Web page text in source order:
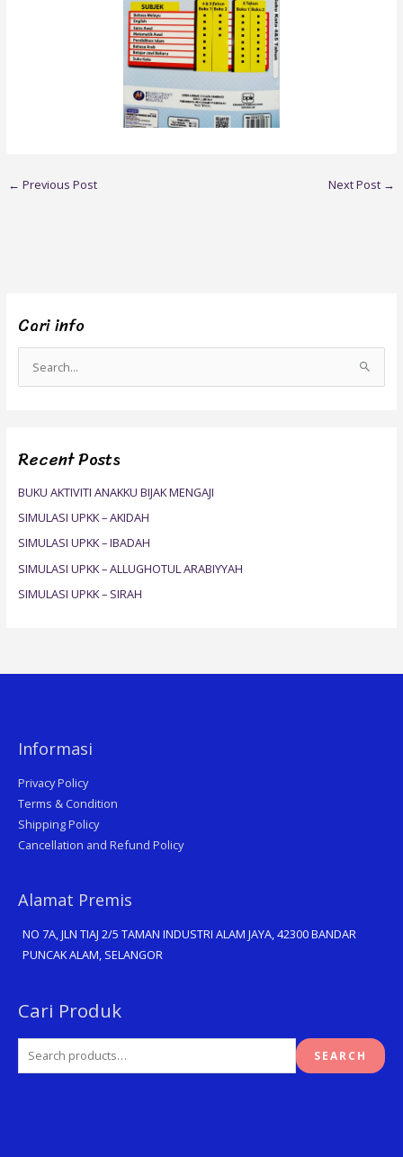
Cari info
e
c
o
r
:
Recent Posts
BUKU AKTIVITI ANAKKU BIJAK MENGAJI
SIMULASI UPKK – AKIDAH
SIMULASI UPKK – IBADAH
SIMULASI UPKK – ALLUGHOTUL ARABIYYAH
SIMULASI UPKK – SIRAH
← Previous Post Next Post →
Informasi
Privacy Policy
Terms & Condition
Shipping Policy
Cancellation and Refund Policy
Alamat Premis
NO 7A, JLN TIAJ 2/5 TAMAN INDUSTRI ALAM JAYA, 42300 BANDAR
PUNCAK ALAM, SELANGOR
Cari Produk
Search
SEARCH